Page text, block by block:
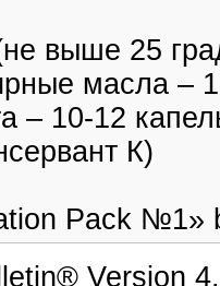
выше 25
масла –
– 10-12
К)
Pack №1»
Version